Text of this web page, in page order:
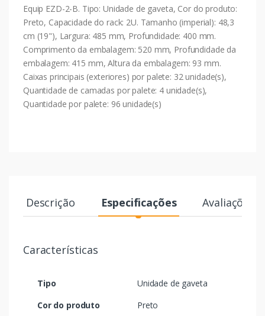
Equip EZD-2-B. Tipo: Unidade de gaveta, Cor do produto:
Preto, Capacidade do rack: 2U. Tamanho (imperial): 48,3
cm (19"), Largura: 485 mm, Profundidade: 400 mm.
Comprimento da embalagem: 520 mm, Profundidade da
embalagem: 415 mm, Altura da embalagem: 93 mm.
Caixas principais (exteriores) por palete: 32 unidade(s),
Quantidade de camadas por palete: 4 unidade(s),
Quantidade por palete: 96 unidade(s)
Descrição Especificações Avaliações
Características
Tipo
Unidade de gaveta
Cor do produto
Preto